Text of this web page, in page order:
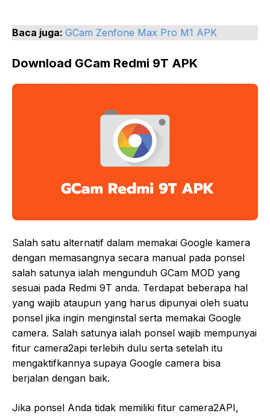
Baca juga: GCam Zenfone Max Pro M1 APK
Download GCam Redmi 9T APK
Salah satu alternatif dalam memakai Google kamera
dengan memasangnya secara manual pada ponsel
salah satunya ialah mengunduh GCam MOD yang
sesuai pada Redmi 9T anda. Terdapat beberapa hal
yang wajib ataupun yang harus dipunyai oleh suatu
ponsel jika ingin menginstal serta memakai Google
camera. Salah satunya ialah ponsel wajib mempunyai
fitur camera2api terlebih dulu serta setelah itu
mengaktifkannya supaya Google camera bisa
berjalan dengan baik.
Jika ponsel Anda tidak memiliki fitur camera2API,